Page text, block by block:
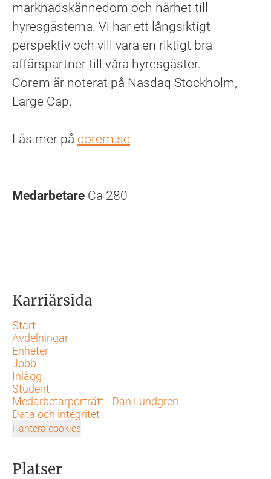
marknadskännedom och närhet till
hyresgästerna. Vi har ett långsiktigt
perspektiv och vill vara en riktigt bra
affärspartner till våra hyresgäster.
Corem är noterat på Nasdaq Stockholm,
Large Cap.
Läs mer på corem.se
Medarbetare Ca 280
Karriärsida
Start
Avdelningar
Enheter
Jobb
Inlägg
Student
Medarbetarporträtt - Dan Lundgren
Data och integritet
Hantera cookies
Platser